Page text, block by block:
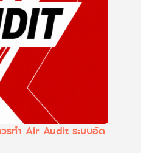
ทำ Air Audit ระบบอัด